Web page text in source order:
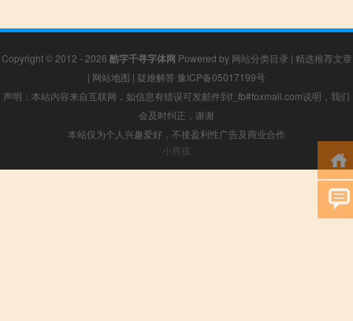
Copyright © 2012 - 2026 酷字千寻字体网 Powered by 网站分类目录 | 精选推荐文章
| 网站地图 | 疑难解答 豫ICP备05017199号
声明：本站内容来自互联网，如信息有错误可发邮件到f_fb#foxmail.com说明，我们
会及时纠正，谢谢
本站仅为个人兴趣爱好，不接盈利性广告及商业合作
小男孩